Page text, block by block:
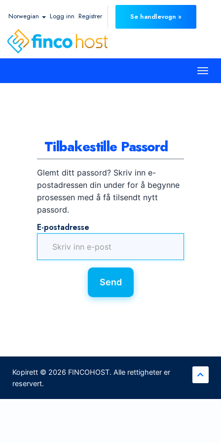
Norwegian Logg inn Registrer Se handlevogn »
Tilbakestille Passord
Glemt ditt passord? Skriv inn e-
postadressen din under for å begynne
prosessen med å få tilsendt nytt
passord.
E-postadresse
Send
Kopirett © 2026 FINCOHOST. Alle rettigheter er
reservert.